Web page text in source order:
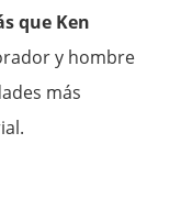
que Ken
y hombre
más